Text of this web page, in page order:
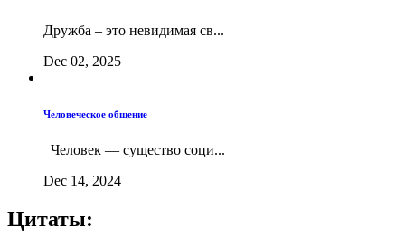
Дружба – это невидимая св...
Dec 02, 2025
Человеческое общение
Человек — существо соци...
Dec 14, 2024
Цитаты: